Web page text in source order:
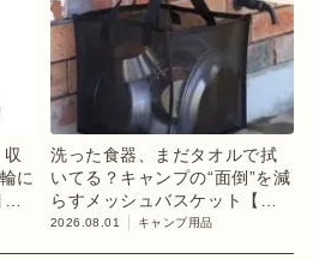
に
洗った食器、まだタオルで拭
いてる？キャンプの“面倒”を減
らすメッシュバスケット【目
利きのキャンプギア】
2026.08.01 キャンプ用品